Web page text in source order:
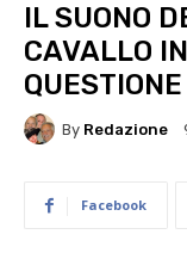
IL SUONO
CAVALLO
By Redazione
Facebook